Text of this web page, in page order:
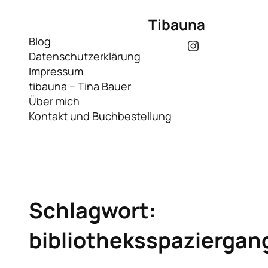
springen
Tibauna
Blog
Datenschutzerklärung
Impressum
tibauna – Tina Bauer
Über mich
Kontakt und Buchbestellung
Instagram
Schlagwort: